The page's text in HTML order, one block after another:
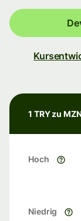
1 TRY zu
Hoch
Niedrig